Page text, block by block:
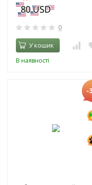
0
У кошик
В наявності
-